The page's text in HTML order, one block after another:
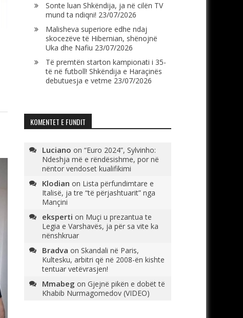
Sonte luan Shkëndija, ja në cilën TV
mund ta ndiqni! 23/07/2026
Malisheva superiore edhe ndaj
skocezëve të Hibernian, shënojnë
Uka dhe Nafiu 23/07/2026
Të premtën starton kampionati i 35-
të në futboll! Shkëndija e Haraçinës
debutuesja e vetme 23/07/2026
KOMENTET E FUNDIT
Luciano on “Euro 2024”, Sylvinho:
Ndeshja më e rëndësishme, por në
nëntor vendoset kualifikimi
Klodian on Lista përfundimtare e
Italisë, ja tre “të përjashtuarit” nga
Mançini
eksperti on Muçi u prezantua te
Legia e Varshavës, ja për sa vite ka
nënshkruar
Bradva on Skandali në Paris,
Kultesku, arbitri që në 2008-ën kishte
tentuar vetëvrasjen!
Mmabeg on Gjejnë pikën e dobët të
Khabib Nurmagomedov (VIDEO)